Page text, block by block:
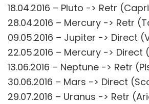
18.04.2016 – Pluto -> Retr
28.04.2016 – Mercury -> Retr
09.05.2016 – Jupiter -> Direct
22.05.2016 – Mercury -> Direct
13.06.2016 – Neptune -> Retr
30.06.2016 – Mars -> Direct
29.07.2016 – Uranus -> Retr